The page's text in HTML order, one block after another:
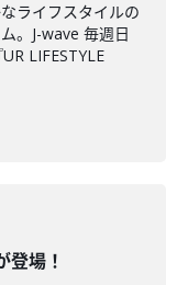
ライフスタイルの
。J-wave 毎週日
LIFESTYLE
登場！